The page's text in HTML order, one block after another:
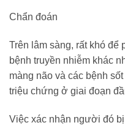
Chẩn đoán
Trên lâm sàng, rất khó để
bệnh truyền nhiễm khác
màng não và các bệnh
triệu chứng ở giai đoạn
Việc xác nhận người đó